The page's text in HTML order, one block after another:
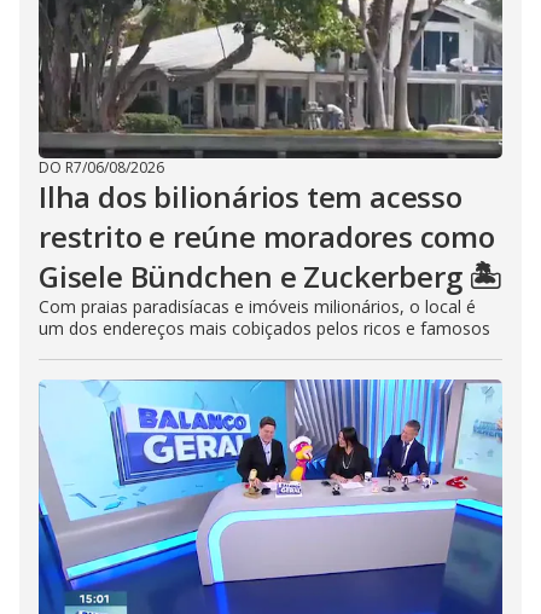
DO R7/06/08/2026
Ilha dos bilionários tem acesso
restrito e reúne moradores como
Gisele Bündchen e Zuckerberg 🏝️
Com praias paradisíacas e imóveis milionários, o local é
um dos endereços mais cobiçados pelos ricos e famosos